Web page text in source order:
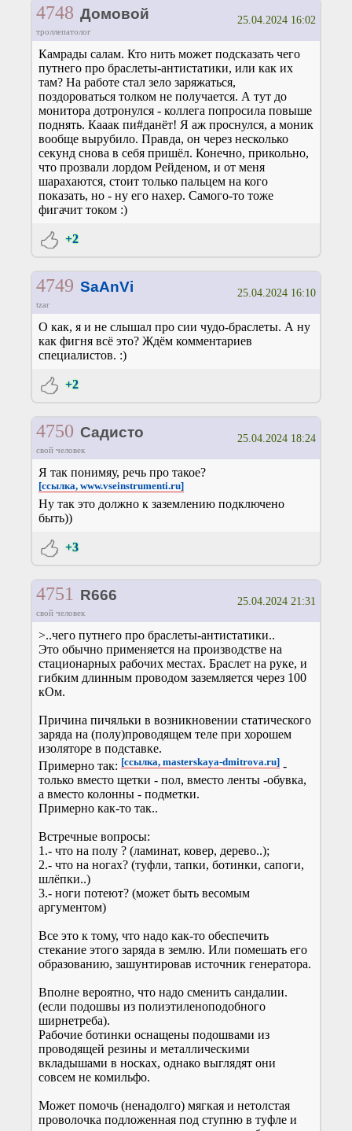
4748 Домовой
троллепатолог
25.04.2024 16:02
Камрады салам. Кто нить может подсказать чего
путнего про браслеты-антистатики, или как их
там? На работе стал зело заряжаться,
поздороваться толком не получается. А тут до
монитора дотронулся - коллега попросила повыше
поднять. Кааак пи#данёт! Я аж проснулся, а моник
вообще вырубило. Правда, он через несколько
секунд снова в себя пришёл. Конечно, прикольно,
что прозвали лордом Рейденом, и от меня
шарахаются, стоит только пальцем на кого
показать, но - ну его нахер. Самого-то тоже
фигачит током :)
+2
4749 SaAnVi
tzar
25.04.2024 16:10
О как, я и не слышал про сии чудо-браслеты. А ну
как фигня всё это? Ждём комментариев
специалистов. :)
+2
4750 Садисто
свой человек
25.04.2024 18:24
Я так понимяу, речь про такое?
[ссылка, www.vseinstrumenti.ru]
Ну так это должно к заземлению подключено
быть))
+3
4751 R666
свой человек
25.04.2024 21:31
>..чего путнего про браслеты-антистатики..
Это обычно применяется на производстве на
стационарных рабочих местах. Браслет на руке, и
гибким длинным проводом заземляется через 100
кОм.
Причина пичяльки в возникновении статического
заряда на (полу)проводящем теле при хорошем
изоляторе в подставке.
Примерно так: [ссылка, masterskaya-dmitrova.ru] -
только вместо щетки - пол, вместо ленты -обувка,
а вместо колонны - подметки.
Примерно как-то так..
Встречные вопросы:
1.- что на полу ? (ламинат, ковер, дерево..);
2.- что на ногах? (туфли, тапки, ботинки, сапоги,
шлёпки..)
3.- ноги потеют? (может быть весомым
аргументом)
Все это к тому, что надо как-то обеспечить
стекание этого заряда в землю. Или помешать его
образованию, зашунтировав источник генератора.
Вполне вероятно, что надо сменить сандалии.
(если подошвы из полиэтиленоподобного
ширнетреба).
Рабочие ботинки оснащены подошвами из
проводящей резины и металлическими
вкладышами в носках, однако выглядят они
совсем не комильфо.
Может помочь (ненадолго) мягкая и нетолстая
проволочка подложенная под ступню в туфле и